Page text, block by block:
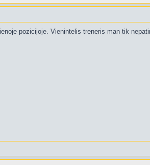
pozicijoje. Vienintelis treneris man tik